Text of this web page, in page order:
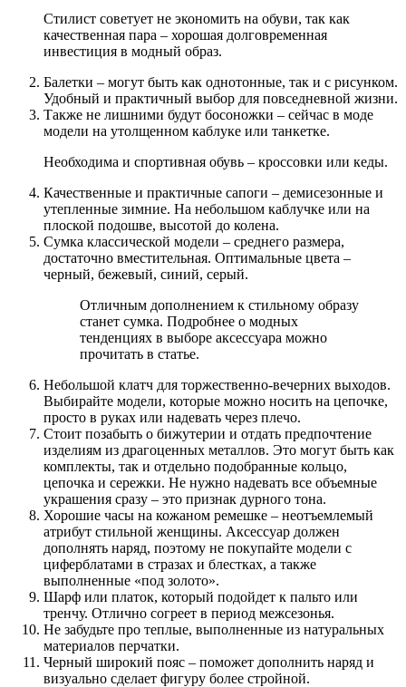
Стилист советует не экономить на обуви, так как
качественная пара – хорошая долговременная
инвестиция в модный образ.
Балетки – могут быть как однотонные, так и с рисунком.
Удобный и практичный выбор для повседневной жизни.
Также не лишними будут босоножки – сейчас в моде
модели на утолщенном каблуке или танкетке.
Необходима и спортивная обувь – кроссовки или кеды.
Качественные и практичные сапоги – демисезонные и
утепленные зимние. На небольшом каблучке или на
плоской подошве, высотой до колена.
Сумка классической модели – среднего размера,
достаточно вместительная. Оптимальные цвета –
черный, бежевый, синий, серый.
Отличным дополнением к стильному образу
станет сумка. Подробнее о модных
тенденциях в выборе аксессуара можно
прочитать в статье.
Небольшой клатч для торжественно-вечерних выходов.
Выбирайте модели, которые можно носить на цепочке,
просто в руках или надевать через плечо.
Стоит позабыть о бижутерии и отдать предпочтение
изделиям из драгоценных металлов. Это могут быть как
комплекты, так и отдельно подобранные кольцо,
цепочка и сережки. Не нужно надевать все объемные
украшения сразу – это признак дурного тона.
Хорошие часы на кожаном ремешке – неотъемлемый
атрибут стильной женщины. Аксессуар должен
дополнять наряд, поэтому не покупайте модели с
циферблатами в стразах и блестках, а также
выполненные «под золото».
Шарф или платок, который подойдет к пальто или
тренчу. Отлично согреет в период межсезонья.
Не забудьте про теплые, выполненные из натуральных
материалов перчатки.
Черный широкий пояс – поможет дополнить наряд и
визуально сделает фигуру более стройной.